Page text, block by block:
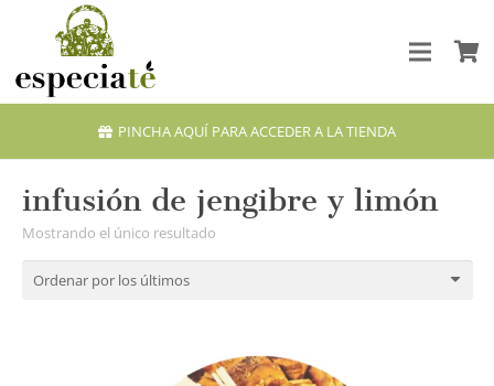
PINCHA AQUÍ PARA ACCEDER A LA TIENDA
infusión de jengibre y limón
Mostrando el único resultado